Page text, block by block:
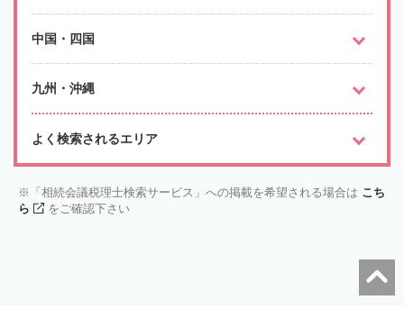
中国・四国
九州・沖縄
よく検索されるエリア
「相続会議税理士検索サービス」への掲載を希望される場合は こち
ら
をご確認下さい